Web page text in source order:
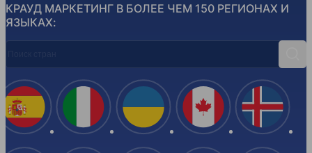
КРАУД МАРКЕТИНГ В БОЛЕЕ ЧЕМ 150 РЕГИОНАХ И
ЯЗЫКАХ:
Испания Италия Украина Канада